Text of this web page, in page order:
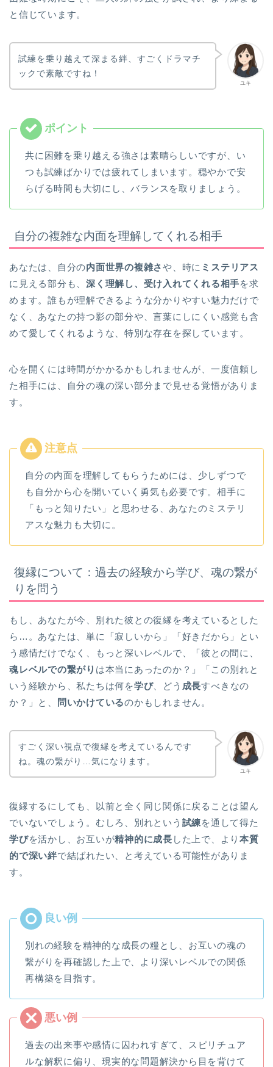
と信じています。
ユキ
試練を乗り越えて深まる絆、すごくドラマチ
ックで素敵ですね！
共に困難を乗り越える強さは素晴らしいですが、い
つも試練ばかりでは疲れてしまいます。穏やかで安
らげる時間も大切にし、バランスを取りましょう。
自分の複雑な内面を理解してくれる相手
あなたは、自分の内面世界の複雑さや、時に ミステリアス
に見える部分も、深く理解し、受け入れてくれる相手を求
めます。誰もが理解できるような分かりやすい魅力だけで
なく、あなたの持つ影の部分や、言葉にしにくい感覚も含
めて愛してくれるような、特別な存在を探しています。
心を開くには時間がかかるかもしれませんが、一度信頼し
た相手には、自分の魂の深い部分まで見せる覚悟がありま
す。
自分の内面を理解してもらうためには、少しずつで
も自分から心を開いていく勇気も必要です。相手に
「もっと知りたい」と思わせる、あなたのミステリ
アスな魅力も大切に。
復縁について：過去の経験から学び、魂の繋が
りを問う
もし、あなたが今、別れた彼との復縁を考えているとした
ら…。あなたは、単に「寂しいから」「好きだから」とい
う感情だけでなく、もっと深いレベルで、「彼との間に、
魂レベルでの繋がり は本当にあったのか？」「この別れと
いう経験から、私たちは何を学び、どう 成長すべきなの
か？」と、
問いかけているのかもしれません。
ユキ
すごく深い視点で復縁を考えているんです
ね。魂の繋がり…気になります。
復縁するにしても、以前と全く同じ関係に戻ることは望ん
でいないでしょう。むしろ、別れという 試練を通して得た
学びを活かし、お互いが精神的に成長 した上で、より本質
的で深い絆で結ばれたい、と考えている可能性がありま
す。
別れの経験を精神的な成長の糧とし、お互いの魂の
繋がりを再確認した上で、より深いレベルでの関係
再構築を目指す。
過去の出来事や感情に囚われすぎて、スピリチュア
ルな解釈に偏り、現実的な問題解決から目を背けて